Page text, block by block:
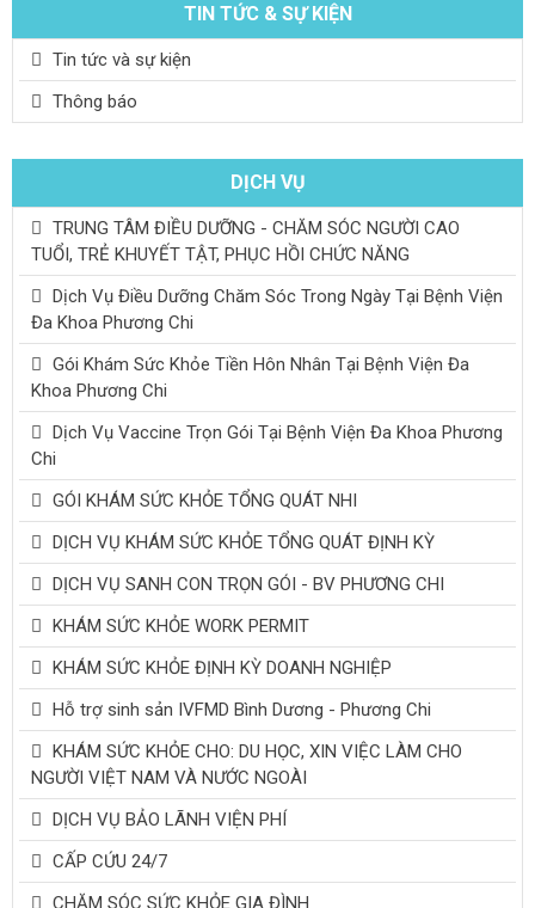
TIN TỨC & SỰ KIỆN
Tin tức và sự kiện
Thông báo
DỊCH VỤ
TRUNG TÂM ĐIỀU DƯỠNG - CHĂM SÓC NGƯỜI CAO
TUỔI, TRẺ KHUYẾT TẬT, PHỤC HỒI CHỨC NĂNG
Dịch Vụ Điều Dưỡng Chăm Sóc Trong Ngày Tại Bệnh Viện
Đa Khoa Phương Chi
Gói Khám Sức Khỏe Tiền Hôn Nhân Tại Bệnh Viện Đa
Khoa Phương Chi
Dịch Vụ Vaccine Trọn Gói Tại Bệnh Viện Đa Khoa Phương
Chi
GÓI KHÁM SỨC KHỎE TỔNG QUÁT NHI
DỊCH VỤ KHÁM SỨC KHỎE TỔNG QUÁT ĐỊNH KỲ
DỊCH VỤ SANH CON TRỌN GÓI - BV PHƯƠNG CHI
KHÁM SỨC KHỎE WORK PERMIT
KHÁM SỨC KHỎE ĐỊNH KỲ DOANH NGHIỆP
Hỗ trợ sinh sản IVFMD Bình Dương - Phương Chi
KHÁM SỨC KHỎE CHO: DU HỌC, XIN VIỆC LÀM CHO
NGƯỜI VIỆT NAM VÀ NƯỚC NGOÀI
DỊCH VỤ BẢO LÃNH VIỆN PHÍ
CẤP CỨU 24/7
CHĂM SÓC SỨC KHỎE GIA ĐÌNH